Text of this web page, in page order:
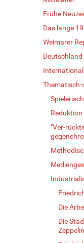
Frühe
Das lange
Weimarer
"Ver-
Die
Die